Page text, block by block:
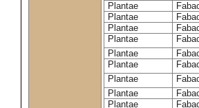
Plantae
Plantae
Plantae
Plantae
Plantae
Plantae
Plantae
Plantae
Plantae